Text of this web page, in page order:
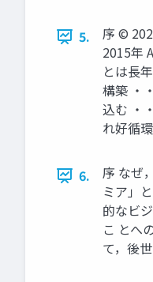
5.
序 ©
2015年
とは長
構築 ・
込む ・
れ好循
6.
序 なぜ
ミア」
的なビ
こ とへ
て，後